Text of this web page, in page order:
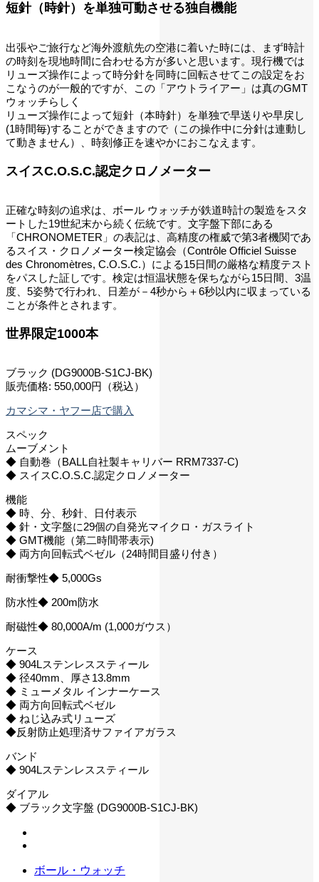
短針（時針）を単独可動させる独自機能
出張やご旅行など海外渡航先の空港に着いた時には、まず時計
の時刻を現地時間に合わせる方が多いと思います。現行機では
リューズ操作によって時分針を同時に回転させてこの設定をお
こなうのが一般的ですが、この「アウトライアー」は真のGMT
ウォッチらしく
リューズ操作によって短針（本時針）を単独で早送りや早戻し
(1時間毎)することができますので（この操作中に分針は連動し
て動きません）、時刻修正を速やかにおこなえます。
スイスC.O.S.C.認定クロノメーター
正確な時刻の追求は、ボール ウォッチが鉄道時計の製造をスタ
ートした19世紀末から続く伝統です。文字盤下部にある
「CHRONOMETER」の表記は、高精度の権威で第3者機関であ
るスイス・クロノメーター検定協会（Contrôle Officiel Suisse
des Chronomètres, C.O.S.C.）による15日間の厳格な精度テスト
をパスした証しです。検定は恒温状態を保ちながら15日間、3温
度、5姿勢で行われ、日差が－4秒から＋6秒以内に収まっている
ことが条件とされます。
世界限定1000本
ブラック (DG9000B-S1CJ-BK)
販売価格: 550,000円（税込）
カマシマ・ヤフー店で購入
スペック
ムーブメント
◆ 自動巻（BALL自社製キャリバー RRM7337-C)
◆ スイスC.O.S.C.認定クロノメーター
機能
◆ 時、分、秒針、日付表示
◆ 針・文字盤に29個の自発光マイクロ・ガスライト
◆ GMT機能（第二時間帯表示)
◆ 両方向回転式ベゼル（24時間目盛り付き）
耐衝撃性◆ 5,000Gs
防水性◆ 200m防水
耐磁性◆ 80,000A/m (1,000ガウス）
ケース
◆ 904Lステンレススティール
◆ 径40mm、厚さ13.8mm
◆ ミューメタル インナーケース
◆ 両方向回転式ベゼル
◆ ねじ込み式リューズ
◆反射防止処理済サファイアガラス
バンド
◆ 904Lステンレススティール
ダイアル
◆ ブラック文字盤 (DG9000B-S1CJ-BK)
ボール・ウォッチ